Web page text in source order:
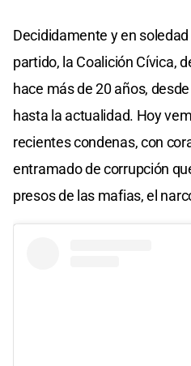
Decididamente y en
partido, la Coalición Cívica,
hace más de 20 años,
hasta la actualidad. Hoy
recientes condenas, con
entramado de corrupción
presos de las mafias, el